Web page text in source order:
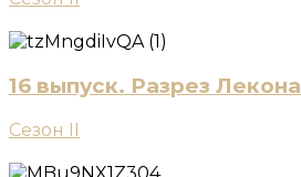
16 выпуск. Разрез Лекона
Сезон II